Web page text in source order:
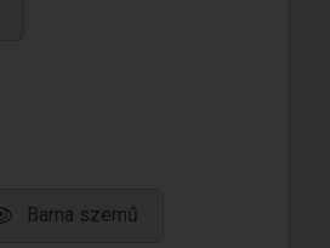
Barna szemű